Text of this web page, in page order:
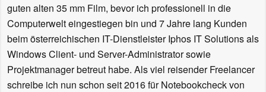
guten alten 35 mm Film, bevor ich professionell in die
Computerwelt eingestiegen bin und 7 Jahre lang Kunden
beim österreichischen IT-Dienstleister Iphos IT Solutions als
Windows Client- und Server-Administrator sowie
Projektmanager betreut habe. Als viel reisender Freelancer
schreibe ich nun schon seit 2016 für Notebookcheck von